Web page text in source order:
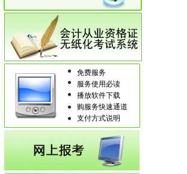
免费服务
服务使用必读
播放软件下载
购服务快速通道
支付方式说明